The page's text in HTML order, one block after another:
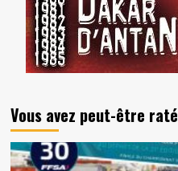
Vous avez peut-être raté